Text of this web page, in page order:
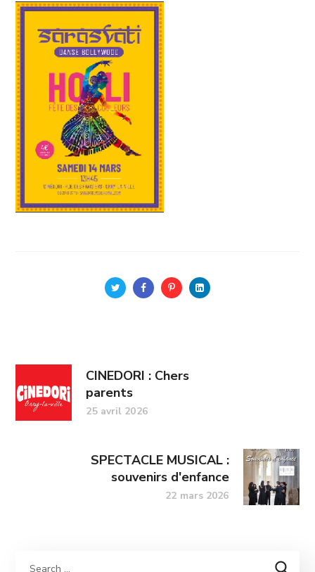
CINEDORI : Chers
parents
25 avril 2026
SPECTACLE MUSICAL :
souvenirs d'enfance
22 mars 2026